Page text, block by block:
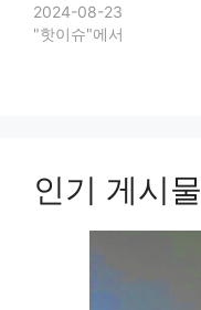
2024-08-23
"핫이슈"에서
인기 게시물